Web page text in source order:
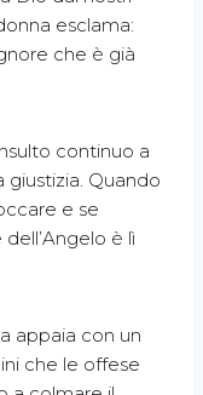
esclama:
che è già
continuo a
giustizia. Quando
e se
è lì
appaia con un
che le offese